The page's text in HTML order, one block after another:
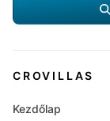
CROVILLAS
Kezdőlap